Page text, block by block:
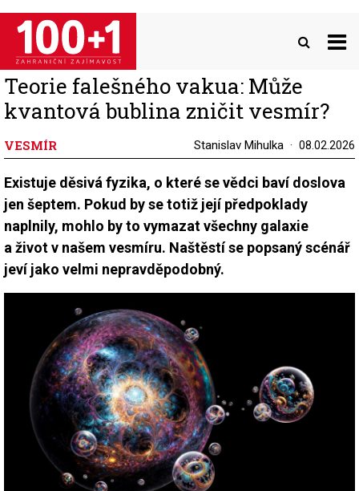
Přejít
hlavnímu
obsahu
Teorie falešného vakua: Může
kvantová bublina zničit vesmír?
VESMÍR Stanislav Mihulka 08.02.2026
Existuje děsivá fyzika, o které se vědci baví doslova
jen šeptem. Pokud by se totiž její předpoklady
naplnily, mohlo by to vymazat všechny galaxie
a život v našem vesmíru. Naštěstí se popsaný scénář
jeví jako velmi nepravděpodobný.